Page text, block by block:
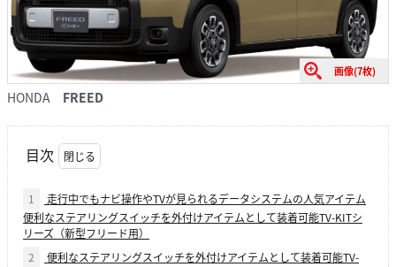
画像(7枚)
HONDA FREED
目次
1
走行中でもナビ操作やTVが見られるデータシステムの人気アイテム
便利なステアリングスイッチを外付けアイテムとして装着可能TV-KITシ
リーズ（新型フリード用）
2
便利なステアリングスイッチを外付けアイテムとして装着可能TV-